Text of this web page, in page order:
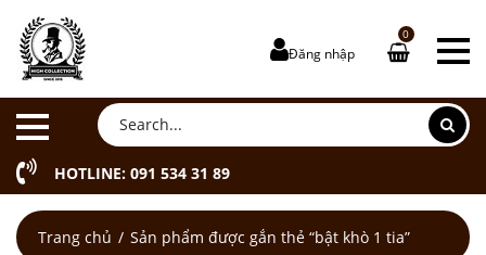
Đăng nhập
0
HOTLINE: 091 534 31 89
Trang chủ Sản phẩm được gắn thẻ “bật khò 1 tia”